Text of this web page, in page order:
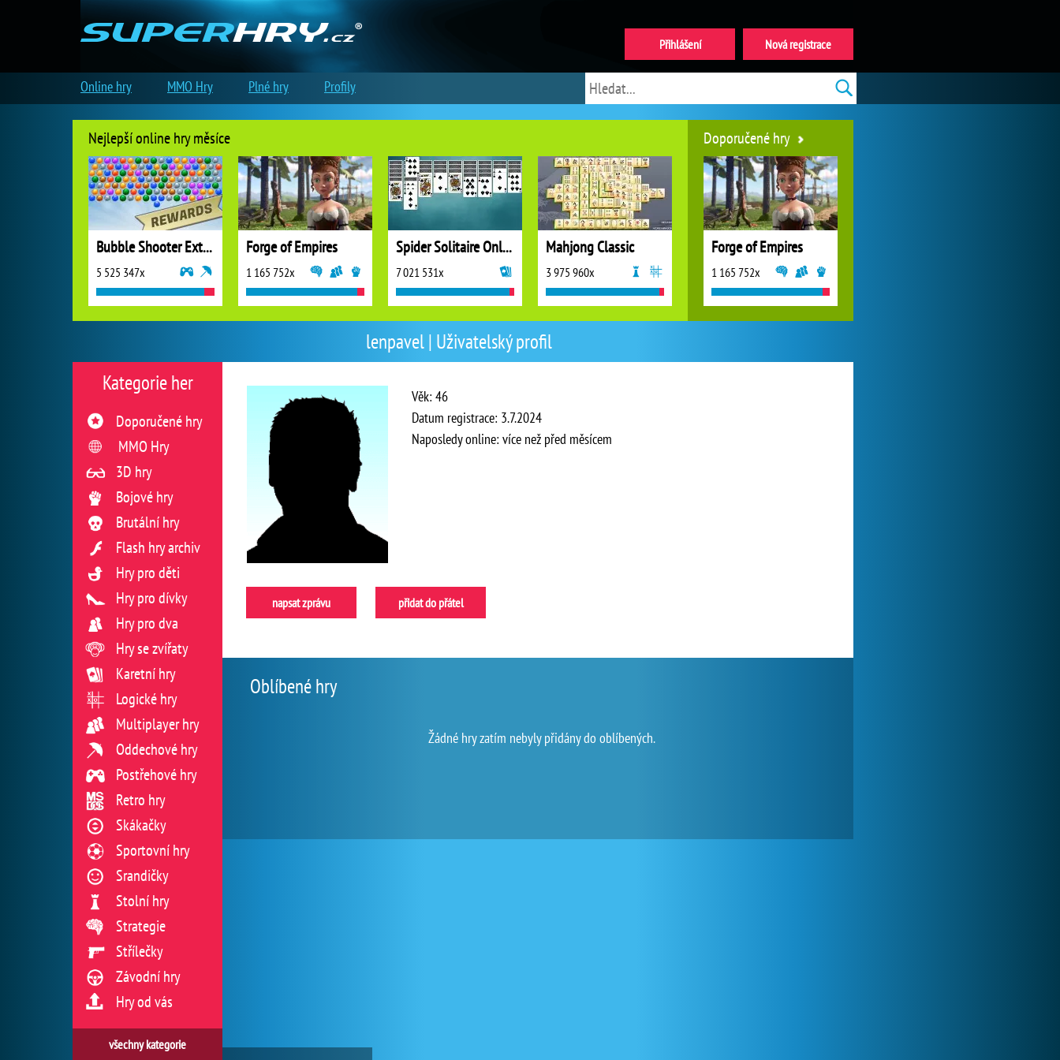
lenpavel | Uživatelský profil
Věk: 46
Datum registrace: 3.7.2024
Naposledy online: více než před měsícem
napsat zprávu přidat do přátel
Oblíbené hry
Žádné hry zatím nebyly přidány do oblíbených.
Kategorie her
Doporučené hry
MMO Hry
3D hry
Bojové hry
Brutální hry
Flash hry archiv
Hry pro děti
Hry pro dívky
Hry pro dva
Hry se zvířaty
Karetní hry
Logické hry
Multiplayer hry
Oddechové hry
Postřehové hry
Retro hry
Skákačky
Sportovní hry
Srandičky
Stolní hry
Strategie
Střílečky
Závodní hry
Hry od vás
všechny kategorie
Nejlepší online hry měsíce
Bubble Shooter Extreme
5 525 347x
Forge of Empires
1 165 752x
Spider Solitaire Online
7 021 531x
Mahjong Classic
3 975 960x
Doporučené hry
Forge of Empires
1 165 752x
Nová registrace
Přihlášení
Online hry MMO Hry Plné hry Profily